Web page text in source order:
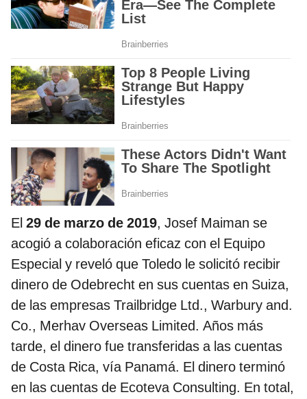
El 29 de marzo de 2019, Josef Maiman se
acogió a colaboración eficaz con el Equipo
Especial y reveló que Toledo le solicitó recibir
dinero de Odebrecht en sus cuentas en Suiza,
de las empresas Trailbridge Ltd., Warbury and.
Co., Merhav Overseas Limited. Años más
tarde, el dinero fue transferidas a las cuentas
de Costa Rica, vía Panamá. El dinero terminó
en las cuentas de Ecoteva Consulting. En total,